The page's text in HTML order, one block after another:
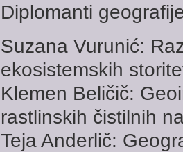
Diplomanti
Suzana Vurunić:
ekosistemskih
Klemen Beličič:
rastlinskih čistilnih
Teja Anderlič: